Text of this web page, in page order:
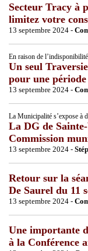
Secteur Tracy à
limitez votre
13 septembre 2024 -
En raison de
Un seul
pour une
13 septembre 2024 -
La Municipalité s’expose à
La DG de
Commission
13 septembre 2024 -
Retour sur la
De Saurel du 11
13 septembre 2024 -
Une importante
à la Conférence